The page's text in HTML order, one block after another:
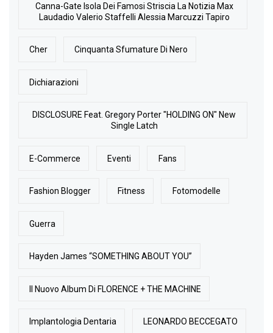
Canna-Gate Isola Dei Famosi Striscia La Notizia Max
Laudadio Valerio Staffelli Alessia Marcuzzi Tapiro
Cher Cinquanta Sfumature Di Nero
Dichiarazioni
DISCLOSURE Feat. Gregory Porter "HOLDING ON" New
Single Latch
E-Commerce Eventi Fans
Fashion Blogger Fitness Fotomodelle
Guerra
Hayden James “SOMETHING ABOUT YOU”
Il Nuovo Album Di FLORENCE + THE MACHINE
Implantologia Dentaria LEONARDO BECCEGATO